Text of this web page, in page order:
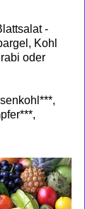
-
Kohl
oder